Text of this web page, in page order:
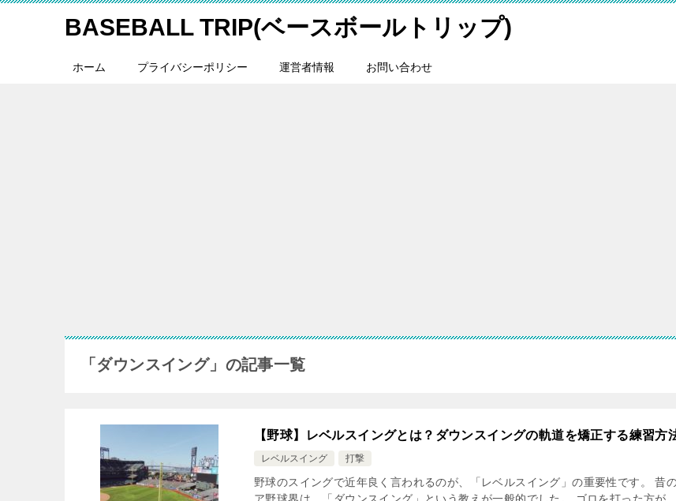
BASEBALL TRIP(ベースボールトリップ)
ホーム プライバシーポリシー 運営者情報 お問い合わせ
「ダウンスイング」の記事一覧
【野球】レベルスイングとは？ダウンスイングの軌道を矯正する練習方
レベルスイング 打撃
野球のスイングで近年良く言われるのが、「レベルスイング」の重要性です。 昔